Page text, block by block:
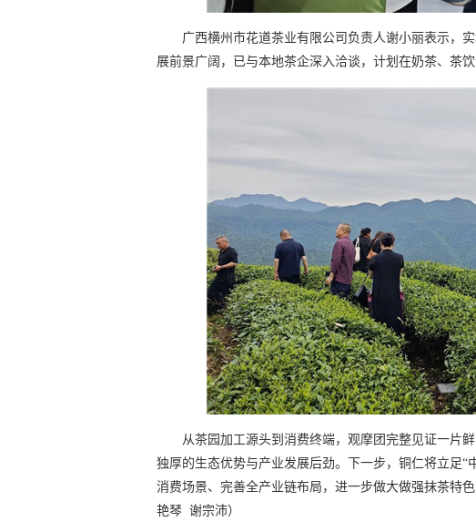
广西横州市花道茶业有限公司负责人谢小丽表示，
展前景广阔，已与本地茶企深入洽谈，计划在奶茶、茶饮
从茶园加工源头到消费终端，观摩团完整见证一片
独厚的生态优势与产业发展后劲。下一步，铜仁将立足
消费场景、完善全产业链布局，进一步做大做强抹茶
艳琴 谢宗沛）